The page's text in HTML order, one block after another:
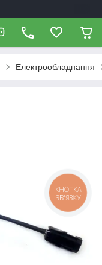
Електрообладнання
КНОПКА
ЗВ'ЯЗКУ